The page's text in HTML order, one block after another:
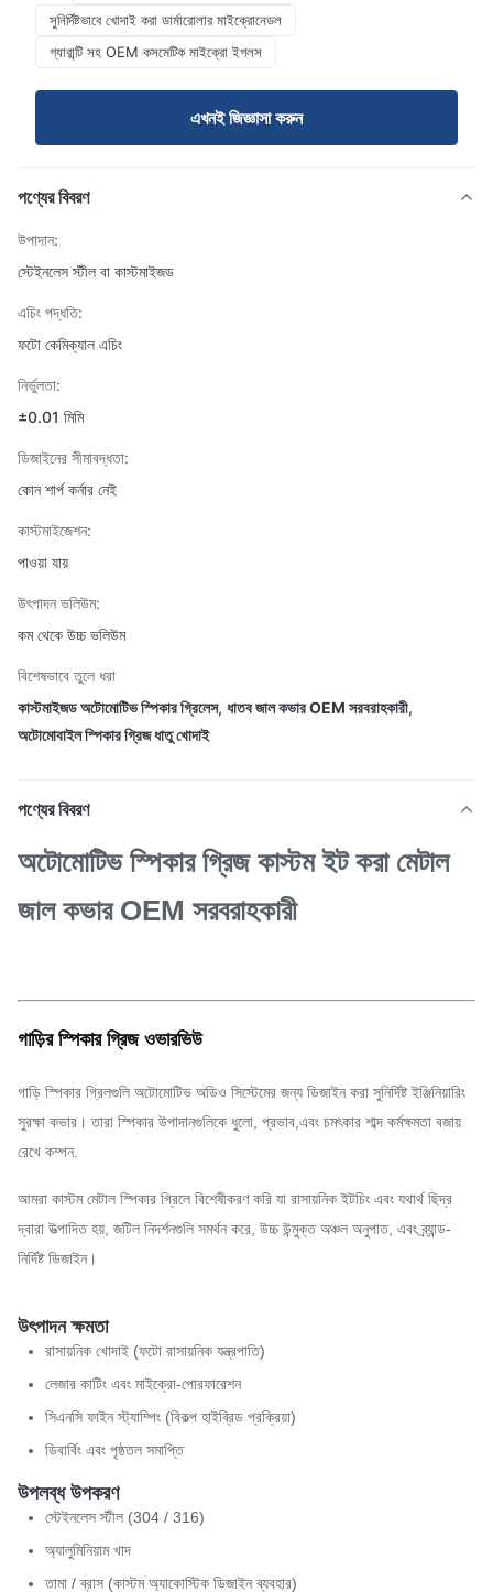
সুনির্দিষ্টভাবে খোদাই করা ডার্মারোলার মাইক্রোনেডল
গ্যারান্টি সহ OEM কসমেটিক মাইক্রো ইগলস
এখনই জিজ্ঞাসা করুন
পণ্যের বিবরণ
উপাদান:
স্টেইনলেস স্টীল বা কাস্টমাইজড
এচিং পদ্ধতি:
ফটো কেমিক্যাল এচিং
নির্ভুলতা:
±0.01 মিমি
ডিজাইনের সীমাবদ্ধতা:
কোন শার্প কর্নার নেই
কাস্টমাইজেশন:
পাওয়া যায়
উৎপাদন ভলিউম:
কম থেকে উচ্চ ভলিউম
বিশেষভাবে তুলে ধরা
কাস্টমাইজড অটোমোটিভ স্পিকার গ্রিলেস, ধাতব জাল কভার OEM সরবরাহকারী,
অটোমোবাইল স্পিকার গ্রিজ ধাতু খোদাই
পণ্যের বিবরণ
অটোমোটিভ স্পিকার গ্রিজ কাস্টম ইট করা মেটাল
জাল কভার OEM সরবরাহকারী
গাড়ির স্পিকার গ্রিজ ওভারভিউ
গাড়ি স্পিকার গ্রিলগুলি অটোমোটিভ অডিও সিস্টেমের জন্য ডিজাইন করা সুনির্দিষ্ট ইঞ্জিনিয়ারিং
সুরক্ষা কভার। তারা স্পিকার উপাদানগুলিকে ধুলো, প্রভাব,এবং চমৎকার শাব্দ কর্মক্ষমতা বজায়
রেখে কম্পন.
আমরা কাস্টম মেটাল স্পিকার গ্রিলে বিশেষীকরণ করি যা রাসায়নিক ইটচিং এবং যথার্থ ছিদ্র
দ্বারা উত্পাদিত হয়, জটিল নিদর্শনগুলি সমর্থন করে, উচ্চ উন্মুক্ত অঞ্চল অনুপাত, এবং ব্র্যান্ড-
নির্দিষ্ট ডিজাইন।
উৎপাদন ক্ষমতা
রাসায়নিক খোদাই (ফটো রাসায়নিক যন্ত্রপাতি)
লেজার কাটিং এবং মাইক্রো-পোরফারেশন
সিএনসি ফাইন স্ট্যাম্পিং (বিকল্প হাইব্রিড প্রক্রিয়া)
ডিবার্বিং এবং পৃষ্ঠতল সমাপ্তি
উপলব্ধ উপকরণ
স্টেইনলেস স্টীল (304 / 316)
অ্যালুমিনিয়াম খাদ
তামা / ব্রাস (কাস্টম অ্যাকোস্টিক ডিজাইন ব্যবহার)